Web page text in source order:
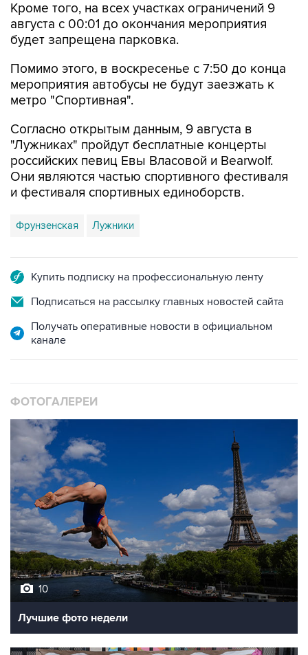
Кроме того, на всех участках ограничений 9
августа с 00:01 до окончания мероприятия
будет запрещена парковка.
Помимо этого, в воскресенье с 7:50 до конца
мероприятия автобусы не будут заезжать к
метро "Спортивная".
Согласно открытым данным, 9 августа в
"Лужниках" пройдут бесплатные концерты
российских певиц Евы Власовой и Bearwolf.
Они являются частью спортивного фестиваля
и фестиваля спортивных единоборств.
Фрунзенская Лужники
Купить подписку на профессиональную ленту
Подписаться на рассылку главных новостей сайта
Получать оперативные новости в официальном
канале
ФОТОГАЛЕРЕИ
10
Лучшие фото недели